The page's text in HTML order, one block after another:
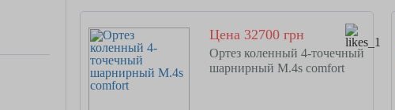
Цена 32700 грн
Ортез коленный 4-точечный
шарнирный M.4s comfort